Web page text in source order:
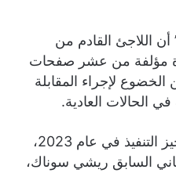
اللاجئ القادم من
مؤلفة من عشر صفحات
الخضوع لإجراء المقابلة
الحالات العادية.
ودخل هذا البرنامج المبسط حيز التنفيذ في عام 2023،
السابق ريشي سوناك،